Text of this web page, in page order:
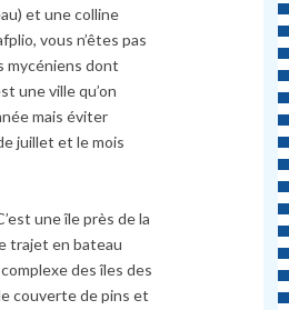
et une colline
vous n’êtes pas
mycéniens dont
une ville qu’on
mais éviter
juillet et le mois
une île près de la
trajet en bateau
des îles des
couverte de pins et